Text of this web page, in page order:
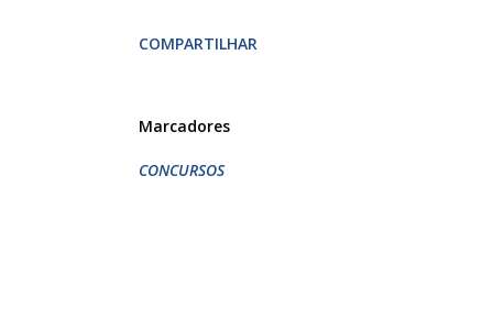
COMPARTILHAR
Marcadores
CONCURSOS